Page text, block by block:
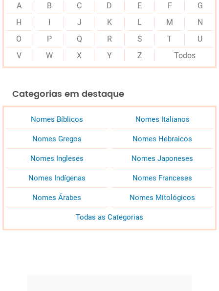
A B C D E F
G
H
J K L M
N
O
P Q R S T
U
V
W X Y Z Todos
Categorias em destaque
Nomes Bíblicos Nomes Italianos
Nomes Gregos Nomes Hebraicos
Nomes Ingleses Nomes Japoneses
Nomes Indígenas Nomes Franceses
Nomes Árabes Nomes Mitológicos
Todas as Categorias